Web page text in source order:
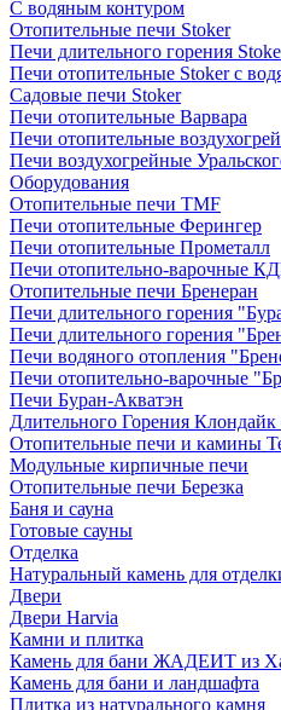
C водяным контуром
Отопительные печи Stoker
Печи длительного горения
Печи отопительные Stoker с
Садовые печи Stoker
Печи отопительные Варвара
Печи отопительные
Печи воздухогрейные
Оборудования
Отопительные печи TMF
Печи отопительные Ферингер
Печи отопительные Прометалл
Печи отопительно-варочные
Отопительные печи Бренеран
Печи длительного горения
Печи длительного горения
Печи водяного отопления
Печи отопительно-варочные
Печи Буран-Акватэн
Длительного Горения Клондайк
Отопительные печи и камины
Модульные кирпичные печи
Отопительные печи Березка
Баня и сауна
Готовые сауны
Отделка
Натуральный камень для
Двери
Двери Harvia
Камни и плитка
Камень для бани ЖАДЕИТ из
Камень для бани и ландшафта
Плитка из натурального камня